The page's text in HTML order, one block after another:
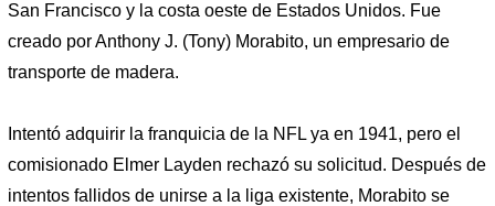
San Francisco y la costa oeste de Estados Unidos. Fue
creado por Anthony J. (Tony) Morabito, un empresario de
transporte de madera.
Intentó adquirir la franquicia de la NFL ya en 1941, pero el
comisionado Elmer Layden rechazó su solicitud. Después de
intentos fallidos de unirse a la liga existente, Morabito se